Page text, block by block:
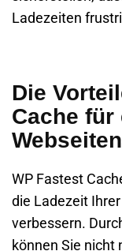
Ladezeiten
Die
Cache
WP Fastest
die Ladezeit
verbessern.
können Sie nicht